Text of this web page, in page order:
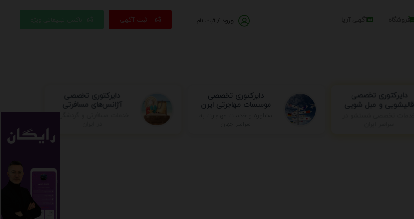
ثبت آگهی ورود / ثبت نام فروشگاه آگهی آریا
دایرکتوری تخصصی
قالیشویی و مبل شویی
دایرکتوری تخصصی
موسسات مهاجرتی ایران
دایرکتوری تخصصی
آژانس‌های مسافرتی
خدمات مسافرتی و گردشگری